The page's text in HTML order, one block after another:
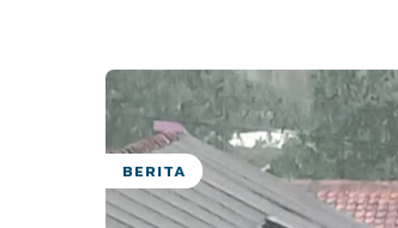
BERITA